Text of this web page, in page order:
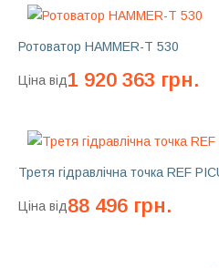
Ротоватор HAMMER-T 530
Ціна від1 920 363 грн.
Третя гідравлічна точка REF
Ціна від88 496 грн.